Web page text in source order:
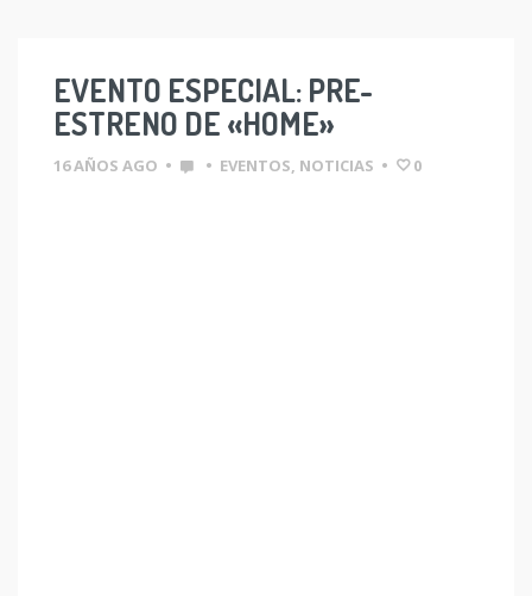
EVENTO ESPECIAL: PRE-
ESTRENO DE «HOME»
16 AÑOS AGO • • EVENTOS, NOTICIAS • 0